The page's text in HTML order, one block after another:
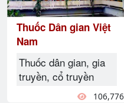
Thuốc Dân gian Việt
Nam
Thuốc dân gian, gia
truyền, cổ truyền
106,776